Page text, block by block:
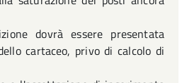
dovrà essere presentata
cartaceo, privo di calcolo di